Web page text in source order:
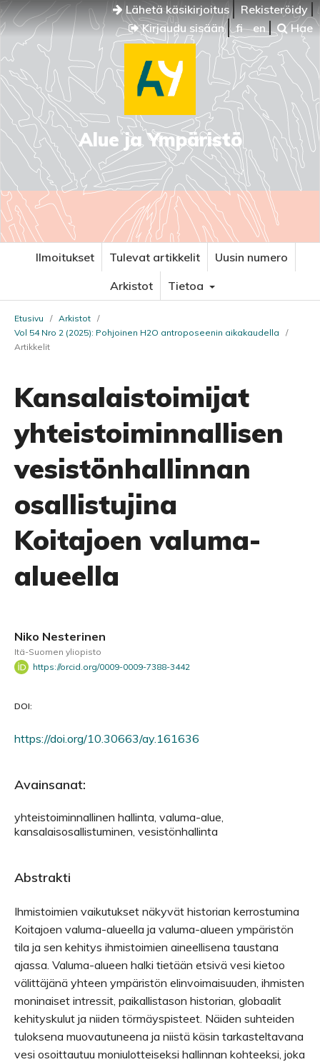
Lähetä käsikirjoitus
Rekisteröidy
Kirjaudu sisään
fi en Hae
Alue ja Ympäristö
Ilmoitukset Tulevat artikkelit
Uusin numero
Arkistot
Tietoa
Etusivu / Arkistot /
Vol 54 Nro 2 (2025): Pohjoinen H2O antroposeenin aikakaudella
/
Artikkelit
Kansalaistoimijat
yhteistoiminnallisen
vesistönhallinnan
osallistujina
Koitajoen valuma-
alueella
Niko Nesterinen
Itä-Suomen yliopisto
https://orcid.org/0009-0009-7388-3442
DOI:
https://doi.org/10.30663/ay.161636
Avainsanat:
yhteistoiminnallinen hallinta, valuma-alue,
kansalaisosallistuminen, vesistönhallinta
Abstrakti
Ihmistoimien vaikutukset näkyvät historian kerrostumina
Koitajoen valuma-alueella ja valuma-alueen ympäristön
tila ja sen kehitys ihmistoimien aineellisena taustana
ajassa. Valuma-alueen halki tietään etsivä vesi kietoo
välittäjänä yhteen ympäristön elinvoimaisuuden, ihmisten
moninaiset intressit, paikallistason historian, globaalit
kehityskulut ja niiden törmäyspisteet. Näiden suhteiden
tuloksena muovautuneena ja niistä käsin tarkasteltavana
vesi osoittautuu moniulotteiseksi hallinnan kohteeksi, joka